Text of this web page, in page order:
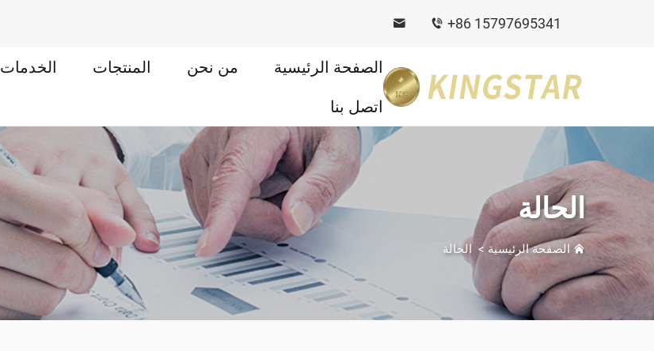
+86 15797695341
الصفحة الرئيسية من نحن المنتجات الخدمات
اتصل بنا
الحالة
الصفحة الرئيسية > الحالة